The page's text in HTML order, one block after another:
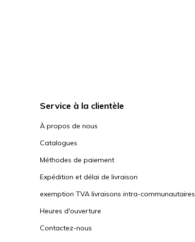
Service à la clientèle
À propos de nous
Catalogues
Méthodes de paiement
Expédition et délai de livraison
exemption TVA livraisons intra-communautaires
Heures d'ouverture
Contactez-nous